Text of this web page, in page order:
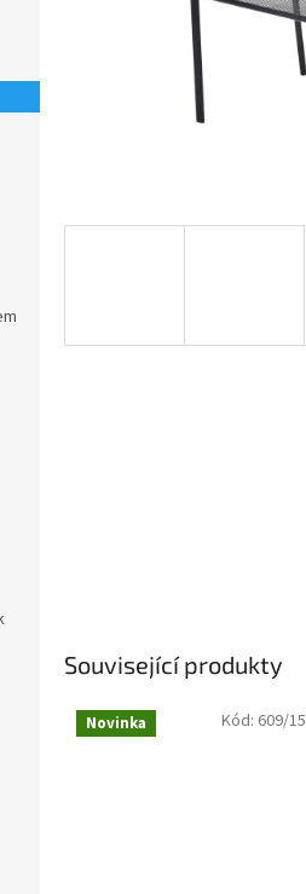
Související produkty
Novinka Kód: 609/15